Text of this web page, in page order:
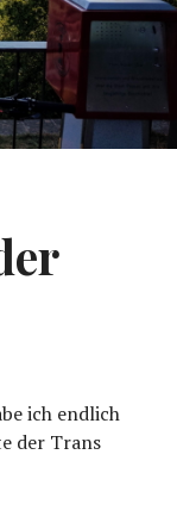
ich endlich
der Trans